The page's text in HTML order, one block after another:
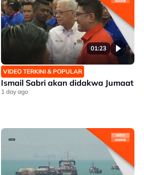
01:23
VIDEO TERKINI & POPULAR
Ismail Sabri akan didakwa Jumaat
1 day ago